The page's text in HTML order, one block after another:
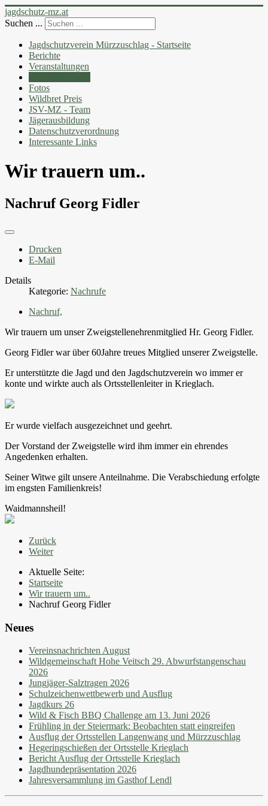
jagdschutz-mz.at
Suchen ...
Jagdschutzverein Mürzzuschlag - Startseite
Berichte
Veranstaltungen
Fotos
Wildbret Preis
JSV-MZ - Team
Jägerausbildung
Datenschutzverordnung
Interessante Links
Wir trauern um..
Nachruf Georg Fidler
Drucken
E-Mail
Details
Kategorie: Nachrufe
Nachruf,
Wir trauern um unser Zweigstellenehrenmitglied Hr. Georg Fidler.
Georg Fidler war über 60Jahre treues Mitglied unserer Zweigstelle.
Er unterstützte die Jagd und den Jagdschutzverein wo immer er
konte und wirkte auch als Ortsstellenleiter in Krieglach.
Er wurde vielfach ausgezeichnet und geehrt.
Der Vorstand der Zweigstelle wird ihm immer ein ehrendes
Angedenken erhalten.
Seiner Witwe gilt unsere Anteilnahme. Die Verabschiedung erfolgte
im engsten Familienkreis!
Waidmannsheil!
Zurück
Weiter
Aktuelle Seite:
Startseite
Wir trauern um..
Nachruf Georg Fidler
Neues
Vereinsnachrichten August
Wildgemeinschaft Hohe Veitsch 29. Abwurfstangenschau
2026
Jungjäger-Salztragen 2026
Schulzeichenwettbewerb und Ausflug
Jagdkurs 26
Wild & Fisch BBQ Challenge am 13. Juni 2026
Frühling in der Steiermark: Beobachten statt eingreifen
Ausflug der Ortsstellen Langenwang und Mürzzuschlag
Hegeringschießen der Ortsstelle Krieglach
Bericht Ausflug der Ortsstelle Krieglach
Jagdhundepräsentation 2026
Jahresversammlung im Gasthof Lendl